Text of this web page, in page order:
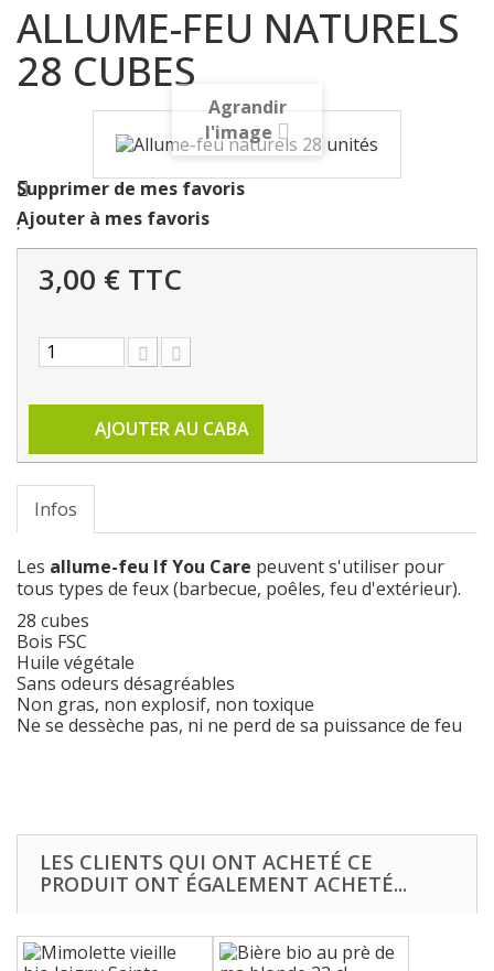
ALLUME-FEU NATURELS
28 CUBES
Agrandir
l'image
Supprimer de mes favoris
Ajouter à mes favoris
3,00 € TTC
AJOUTER AU CABA
Infos
Les allume-feu If You Care peuvent s'utiliser pour
tous types de feux (barbecue, poêles, feu d'extérieur).
28 cubes
Bois FSC
Huile végétale
Sans odeurs désagréables
Non gras, non explosif, non toxique
Ne se dessèche pas, ni ne perd de sa puissance de feu
LES CLIENTS QUI ONT ACHETÉ CE
PRODUIT ONT ÉGALEMENT ACHETÉ...